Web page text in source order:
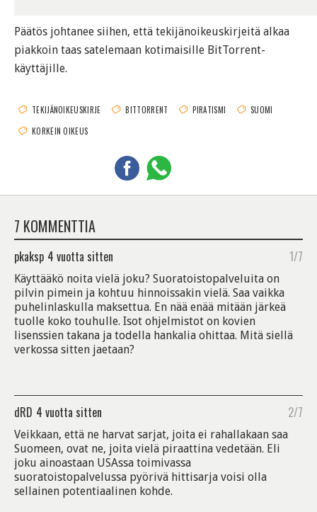
Päätös johtanee siihen, että tekijänoikeuskirjeitä alkaa
piakkoin taas satelemaan kotimaisille BitTorrent-
käyttäjille.
TEKIJÄNOIKEUSKIRJE BITTORRENT PIRATISMI
SUOMI
KORKEIN OIKEUS
7 KOMMENTTIA
pkaksp 4 vuotta sitten 1/7
Käyttääkö noita vielä joku? Suoratoistopalveluita on
pilvin pimein ja kohtuu hinnoissakin vielä. Saa vaikka
puhelinlaskulla maksettua. En nää enää mitään järkeä
tuolle koko touhulle. Isot ohjelmistot on kovien
lisenssien takana ja todella hankalia ohittaa. Mitä siellä
verkossa sitten jaetaan?
dRD 4 vuotta sitten 2/7
Veikkaan, että ne harvat sarjat, joita ei rahallakaan saa
Suomeen, ovat ne, joita vielä piraattina vedetään. Eli
joku ainoastaan USAssa toimivassa
suoratoistopalvelussa pyörivä hittisarja voisi olla
sellainen potentiaalinen kohde.